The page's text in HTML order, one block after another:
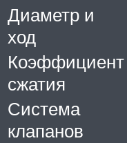
Диаметр и
ход
Коэффициент
сжатия
Система
клапанов